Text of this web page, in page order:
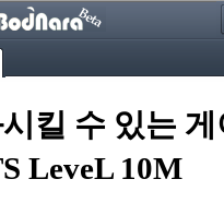
킬 수 있는
LeveL 10M